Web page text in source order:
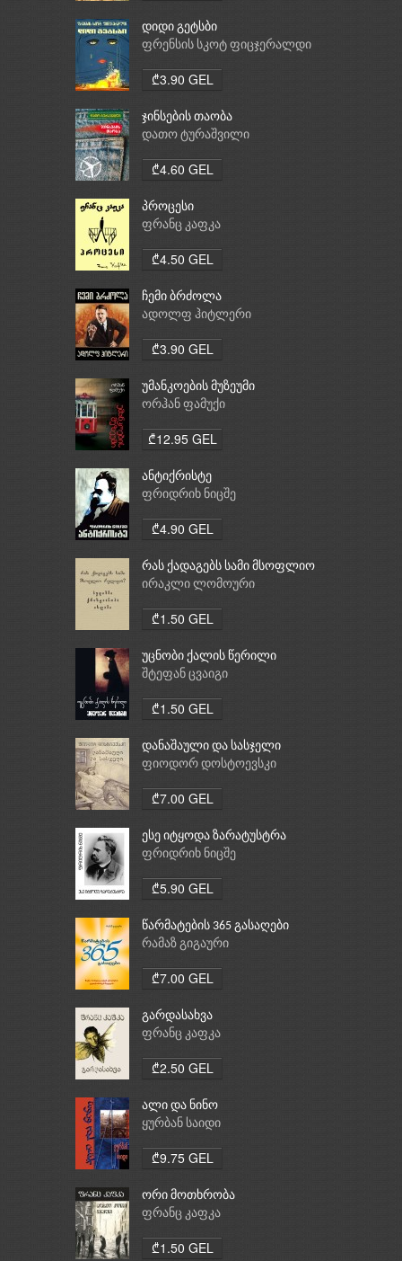
დიდი გეტსბი
ფრენსის სკოტ ფიცჯერალდი
₾3.90 GEL
ჯინსების თაობა
დათო ტურაშვილი
₾4.60 GEL
პროცესი
ფრანც კაფკა
₾4.50 GEL
ჩემი ბრძოლა
ადოლფ ჰიტლერი
₾3.90 GEL
უმანკოების მუზეუმი
ორჰან ფამუქი
₾12.95 GEL
ანტიქრისტე
ფრიდრიხ ნიცშე
₾4.90 GEL
რას ქადაგებს სამი მსოფლიო
რელიგია: ბუდიზმი,
ირაკლი ლომოური
₾1.50 GEL
უცნობი ქალის წერილი
შტეფან ცვაიგი
₾1.50 GEL
დანაშაული და სასჯელი
ფიოდორ დოსტოევსკი
₾7.00 GEL
ესე იტყოდა ზარატუსტრა
ფრიდრიხ ნიცშე
₾5.90 GEL
წარმატების 365 გასაღები
რამაზ გიგაური
₾7.00 GEL
გარდასახვა
ფრანც კაფკა
₾2.50 GEL
ალი და ნინო
ყურბან საიდი
₾9.75 GEL
ორი მოთხრობა
ფრანც კაფკა
₾1.50 GEL